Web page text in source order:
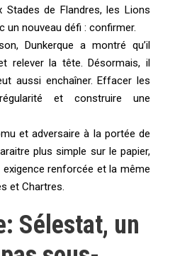
Stades de Flandres, les Lions
un nouveau défi : confirmer.
Dunkerque a montré qu’il
relever la tête. Désormais, il
aussi enchaîner. Effacer les
et construire une
et adversaire à la portée de
plus simple sur le papier,
renforcée et la même
et Chartres.
Sélestat, un